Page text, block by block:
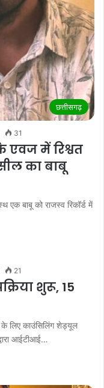
छत्तीसगढ़
31
एवज में रिश्वत
का बाबू
एक बाबू को राजस्व रिकॉर्ड में
21
शुरू, 15
के लिए काउंसिलिंग शेड्यूल
आईटीआई…